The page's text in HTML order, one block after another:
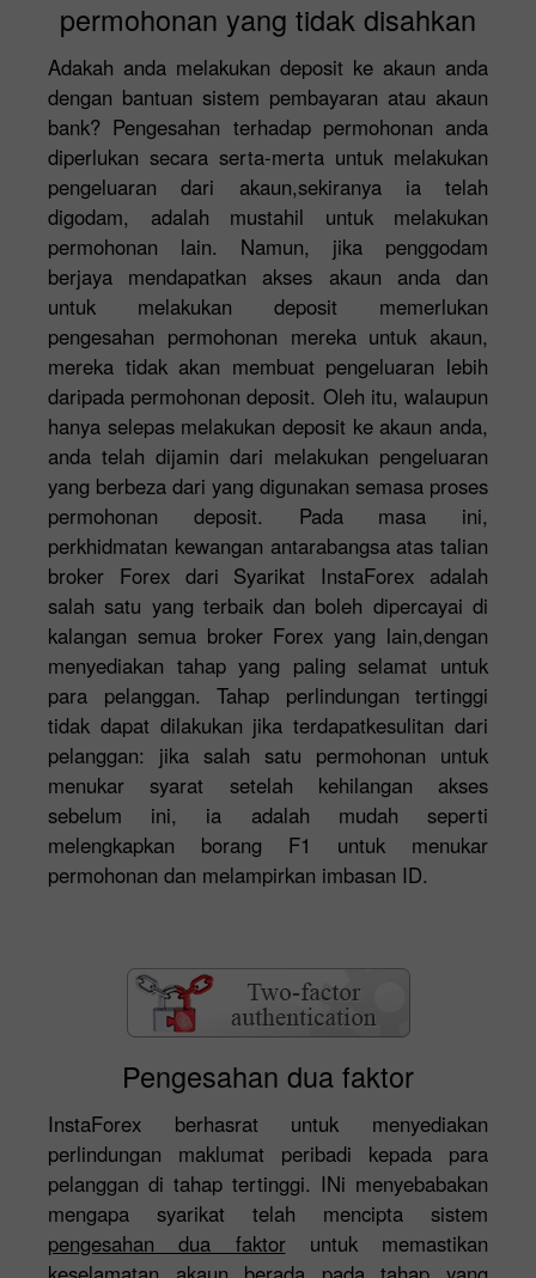
permohonan yang tidak disahkan
Adakah anda melakukan deposit ke akaun anda
dengan bantuan sistem pembayaran atau akaun
bank? Pengesahan terhadap permohonan anda
diperlukan secara serta-merta untuk melakukan
pengeluaran dari akaun,sekiranya ia telah
digodam, adalah mustahil untuk melakukan
permohonan lain. Namun, jika penggodam
berjaya mendapatkan akses akaun anda dan
untuk melakukan deposit memerlukan
pengesahan permohonan mereka untuk akaun,
mereka tidak akan membuat pengeluaran lebih
daripada permohonan deposit. Oleh itu, walaupun
hanya selepas melakukan deposit ke akaun anda,
anda telah dijamin dari melakukan pengeluaran
yang berbeza dari yang digunakan semasa proses
permohonan deposit. Pada masa ini,
perkhidmatan kewangan antarabangsa atas talian
broker Forex dari Syarikat InstaForex adalah
salah satu yang terbaik dan boleh dipercayai di
kalangan semua broker Forex yang lain,dengan
menyediakan tahap yang paling selamat untuk
para pelanggan. Tahap perlindungan tertinggi
tidak dapat dilakukan jika terdapatkesulitan dari
pelanggan: jika salah satu permohonan untuk
menukar syarat setelah kehilangan akses
sebelum ini, ia adalah mudah seperti
melengkapkan borang F1 untuk menukar
permohonan dan melampirkan imbasan ID.
Pengesahan dua faktor
InstaForex berhasrat untuk menyediakan
perlindungan maklumat peribadi kepada para
pelanggan di tahap tertinggi. INi menyebabakan
mengapa syarikat telah mencipta sistem
pengesahan dua faktoruntuk memastikan